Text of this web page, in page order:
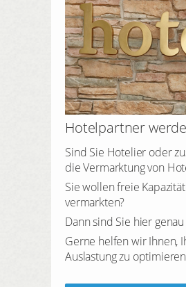
Hotelpartner
Sind Sie Hotelier oder
die Vermarktung von
Sie wollen freie
vermarkten?
Dann sind Sie hier
Gerne helfen wir Ihnen,
Auslastung zu